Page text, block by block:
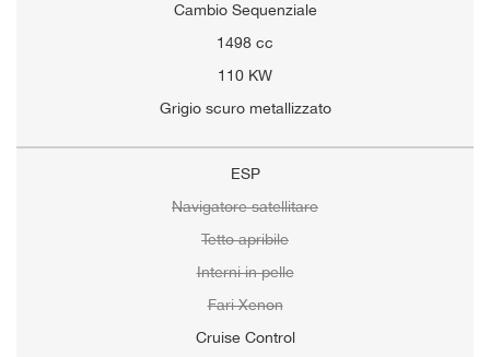
Cambio Sequenziale
1498 cc
110 KW
Grigio scuro metallizzato
ESP
Navigatore satellitare
Tetto apribile
Interni in pelle
Fari Xenon
Cruise Control